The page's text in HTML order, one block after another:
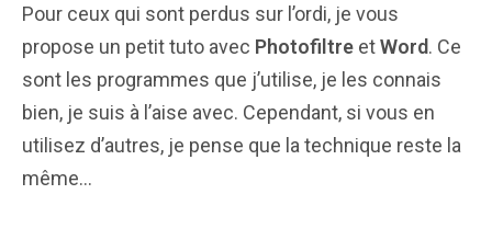
Pour ceux qui sont perdus sur l’ordi, je vous
propose un petit tuto avec Photofiltre etWord. Ce
sont les programmes que j’utilise, je les connais
bien, je suis à l’aise avec. Cependant, si vous en
utilisez d’autres, je pense que la technique reste la
même…